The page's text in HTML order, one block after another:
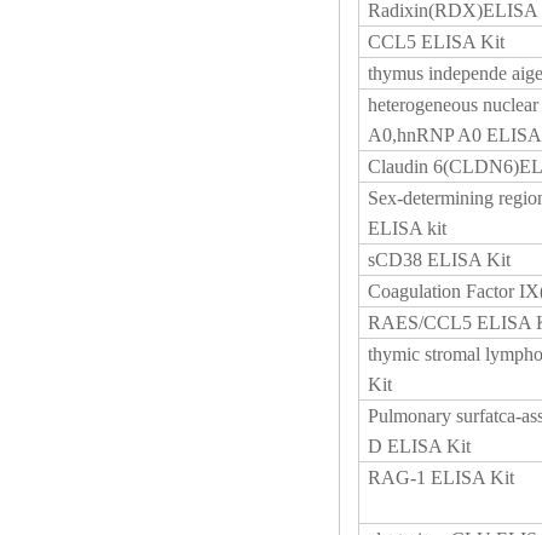
CCL5 ELISA Kit
thymus independe
heterogeneous
A0,hnRNP A0
Claudin
Sex-determining
ELISA kit
sCD38 ELISA Kit
Coagulation Factor
RAES/CCL5 ELISA
thymic stromal
Kit
Pulmonary surfatca-
D ELISA Kit
RAG-1 ELISA Kit